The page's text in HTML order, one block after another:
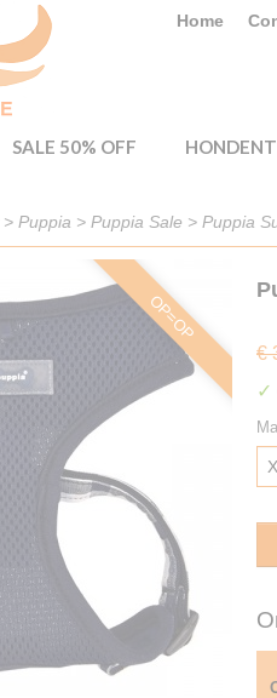
Home
SALE 50% OFF
> Puppia > Puppia Sale > Puppia
OP=OP
€
✓